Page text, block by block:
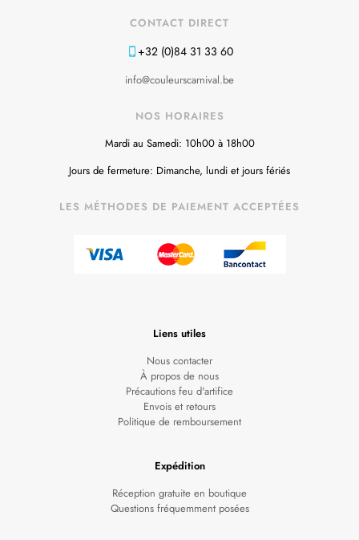
CONTACT DIRECT
+32 (0)84 31 33 60
info@couleurscarnival.be
NOS HORAIRES
Mardi au Samedi: 10h00 à 18h00
Jours de fermeture: Dimanche, lundi et jours fériés
LES MÉTHODES DE PAIEMENT ACCEPTÉES
Liens utiles
Nous contacter
À propos de nous
Précautions feu d'artifice
Envois et retours
Politique de remboursement
Expédition
Réception gratuite en boutique
Questions fréquemment posées